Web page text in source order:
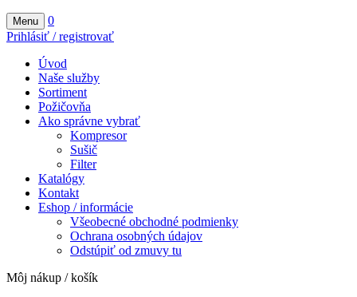
Menu
0
Prihlásiť / registrovať
Úvod
Naše služby
Sortiment
Požičovňa
Ako správne vybrať
Kompresor
Sušič
Filter
Katalógy
Kontakt
Eshop / informácie
Všeobecné obchodné podmienky
Ochrana osobných údajov
Odstúpiť od zmuvy tu
Môj nákup / košík